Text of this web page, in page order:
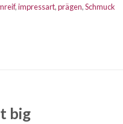
,impressart,prägen,Schmuck
big